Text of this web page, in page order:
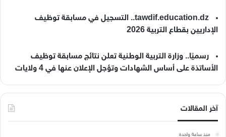
tawdif.education.dz.. التسجيل في مسابقة توظيف
الإداريين بقطاع التربية 2026
رسميًا.. وزارة التربية الوطنية تعلن نتائج مسابقة توظيف
الأساتذة على أساس الشهادات وتؤجل الإعلان عنها في 4 ولايات
آخر المقالات
منذ ساعة واحدة